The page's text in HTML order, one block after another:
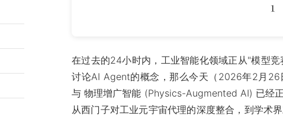
在过去的24小时内，工业智能化领域正从"模型
讨论AI Agent的概念，那么今天（2026年2月
与 物理增广智能 (Physics-Augmented AI) 已经
从西门子对工业元宇宙代理的深度整合，到学术